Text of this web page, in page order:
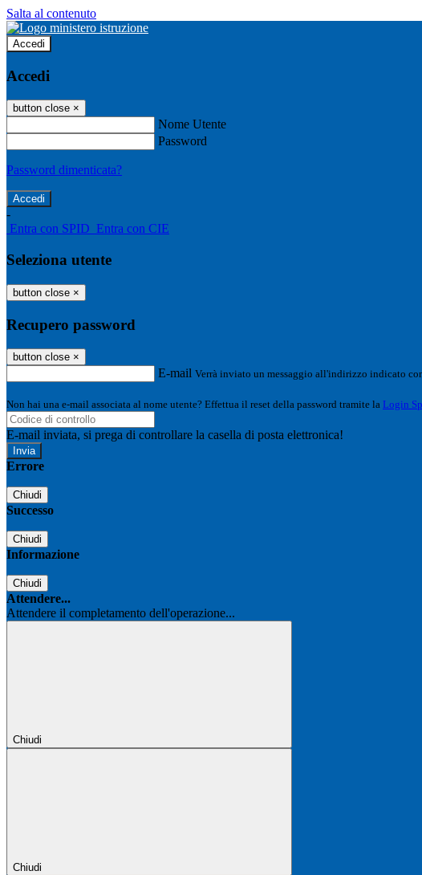
Salta al contenuto
Accedi
Accedi
button close ×
Nome Utente
Password
Password dimenticata?
-
Entra con SPID Entra con CIE
Seleziona utente
button close ×
Recupero password
button close ×
E-mail Verrà inviato un messaggio all'indirizzo indicato
Non hai una e-mail associata al nome utente? Effettua il reset della password tramite la Login
E-mail inviata, si prega di controllare la casella di posta elettronica!
Errore
Chiudi
Successo
Chiudi
Informazione
Chiudi
Attendere...
Attendere il completamento dell'operazione...
Chiudi
Chiudi